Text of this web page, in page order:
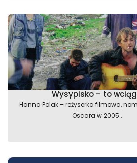
Wysypisko – to
Hanna Polak – reżyserka filmowa,
Oscara w 2005...